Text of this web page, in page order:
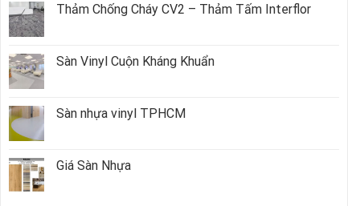
Thảm Chống Cháy CV2 – Thảm Tấm Interflor
Sàn Vinyl Cuộn Kháng Khuẩn
Sàn nhựa vinyl TPHCM
Giá Sàn Nhựa